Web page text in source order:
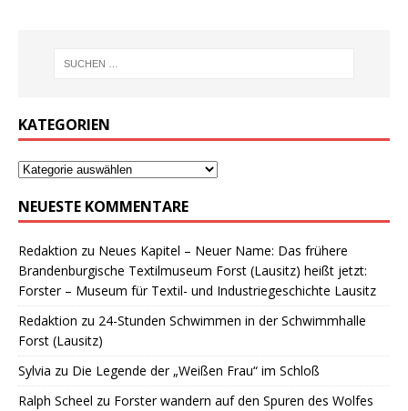
KATEGORIEN
NEUESTE KOMMENTARE
Redaktion zu Neues Kapitel – Neuer Name: Das frühere
Brandenburgische Textilmuseum Forst (Lausitz) heißt jetzt:
Forster – Museum für Textil- und Industriegeschichte Lausitz
Redaktion zu 24-Stunden Schwimmen in der Schwimmhalle
Forst (Lausitz)
Sylvia zu Die Legende der „Weißen Frau“ im Schloß
Ralph Scheel zu Forster wandern auf den Spuren des Wolfes